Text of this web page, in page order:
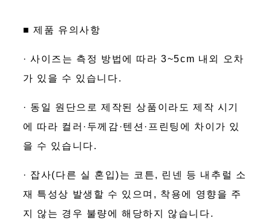
■ 제품 유의사항
· 사이즈는 측정 방법에 따라 3~5cm 내외 오차
가 있을 수 있습니다.
· 동일 원단으로 제작된 상품이라도 제작 시기
에 따라 컬러·두께감·텐션·프린팅에 차이가 있
을 수 있습니다.
· 잡사(다른 실 혼입)는 코튼, 린넨 등 내추럴 소
재 특성상 발생할 수 있으며, 착용에 영향을 주
지 않는 경우 불량에 해당하지 않습니다.